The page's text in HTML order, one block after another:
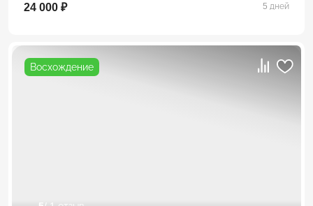
24 000 ₽ 5 дней
Восхождение